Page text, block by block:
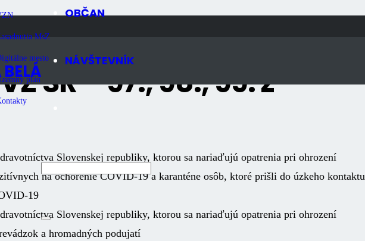
MsZ
mesto
plán
OBČAN
NÁVŠTEVNÍK
SR – 97., 98., 99. z
Slovenskej republiky, ktorou sa nariaďujú opatrenia pri ohrození
na ochorenie COVID-19 a karanténe osôb, ktoré prišli do úzkeho kontaktu
19
Slovenskej republiky, ktorou sa nariaďujú opatrenia pri ohrození
a hromadných podujatí